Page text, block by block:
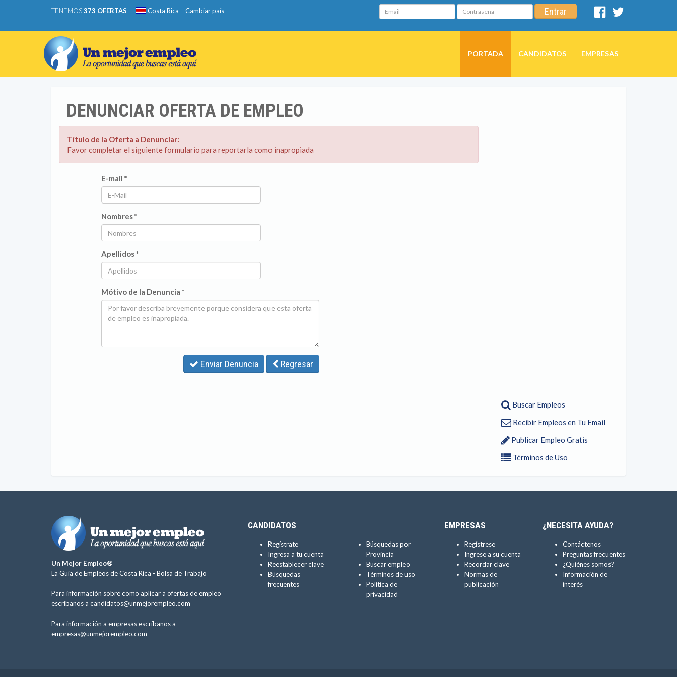
TENEMOS373 OFERTAS Costa Rica Cambiar país Email Contraseña Entrar
Facebook
PORTADA CANDIDATOS EMPRESAS
DENUNCIAR OFERTA DE EMPLEO
Título de la Oferta a Denunciar:
Favor completar el siguiente formulario para reportarla como inapropiada
E-mail *
Nombres *
Apellidos *
Mótivo de la Denuncia *
Enviar Denuncia Regresar
Buscar Empleos
Recibir Empleos en Tu Email
Publicar Empleo Gratis
Términos de Uso
Un Mejor Empleo®
La Guía de Empleos de Costa Rica - Bolsa de Trabajo
Para información sobre como aplicar a ofertas de empleo
escríbanos a candidatos@unmejorempleo.com
Para información a empresas escríbanos a
empresas@unmejorempleo.com
CANDIDATOS
Regístrate
Ingresa a tu cuenta
Reestablecer clave
Búsquedas
frecuentes
Búsquedas por
Provincia
Buscar empleo
Términos de uso
Política de
privacidad
EMPRESAS
Regístrese
Ingrese a su cuenta
Recordar clave
Normas de
publicación
¿NECESITA AYUDA?
Contáctenos
Preguntas frecuentes
¿Quiénes somos?
Información de
interés